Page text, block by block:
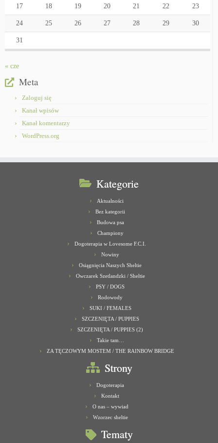
17 18 19 20 21 22 23
24 25 26 27 28 29 30
31
« cze
Meta
Zaloguj się
Kanał wpisów
Kanał komentarzy
WordPress.org
Kategorie
Aktualności
Bez kategorii
Budowa psa
Championy
Dogoterapia w Lovesome F.C.I.
Nowiny
Osiągnięcia Naszych Sheltie
Owczarek Szetlandzki / Sheltie
PSY / DOGS
Rodowody
SUKI / FEMALES
SZCZENIĘTA / PUPPIES
SZCZENIĘTA / PUPPIES (2)
Takie tam…
ZA TĘCZOWYM MOSTEM / THE RAINBOW BRIDGE
Strony
Dogoterapia
Kontakt
O nas – wywiad
Wzorzec sheltie
Tematy